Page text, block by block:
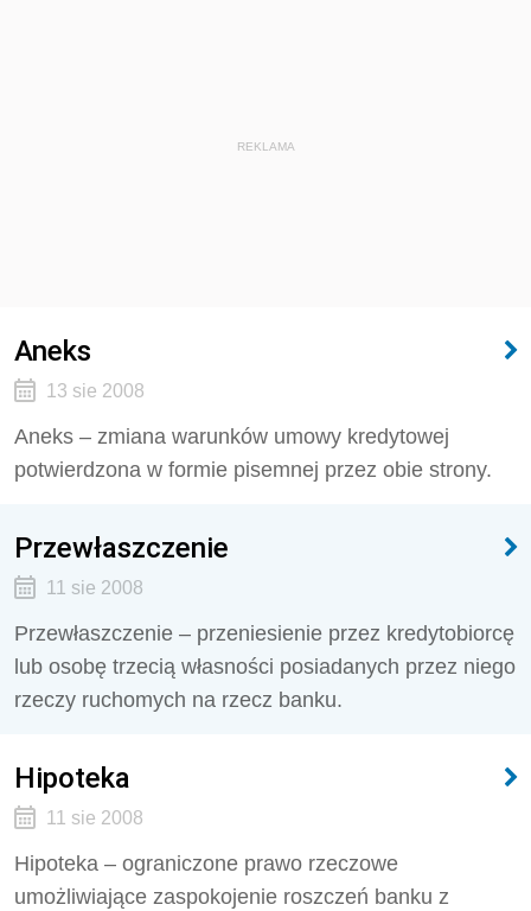
REKLAMA
Aneks
13 sie 2008
Aneks – zmiana warunków umowy kredytowej
potwierdzona w formie pisemnej przez obie strony.
Przewłaszczenie
11 sie 2008
Przewłaszczenie – przeniesienie przez kredytobiorcę
lub osobę trzecią własności posiadanych przez niego
rzeczy ruchomych na rzecz banku.
Hipoteka
11 sie 2008
Hipoteka – ograniczone prawo rzeczowe
umożliwiające zaspokojenie roszczeń banku z